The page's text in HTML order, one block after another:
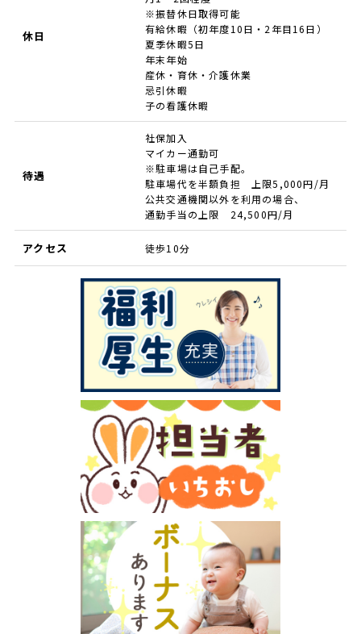
休日
※振替休日取得可能
有給休暇（初年度10日・2年目16日）
夏季休暇5日
年末年始
産休・育休・介護休業
忌引休暇
子の看護休暇
待遇
社保加入
マイカー通勤可
※駐車場は自己手配。
駐車場代を半額負担 上限5,000円/月
公共交通機関以外を利用の場合、
通勤手当の上限 24,500円/月
アクセス 徒歩10分